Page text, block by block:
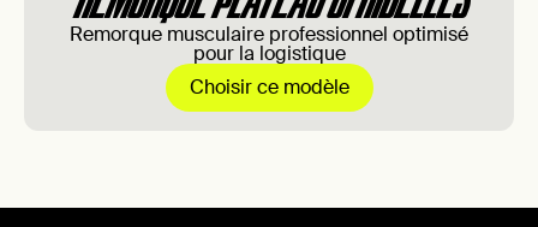
Remorque musculaire professionnel optimisé
pour la logistique
Choisir ce modèle